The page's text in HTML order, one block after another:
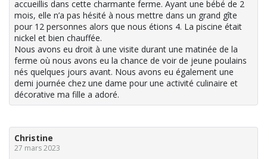
accueillis dans cette charmante ferme. Ayant une bébé de 2
mois, elle n’a pas hésité à nous mettre dans un grand gîte
pour 12 personnes alors que nous étions 4. La piscine était
nickel et bien chauffée.
Nous avons eu droit à une visite durant une matinée de la
ferme où nous avons eu la chance de voir de jeune poulains
nés quelques jours avant. Nous avons eu également une
demi journée chez une dame pour une activité culinaire et
décorative ma fille a adoré.
Christine
27 mars 2023